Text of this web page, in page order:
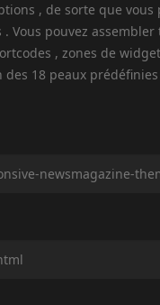
, de sorte que
Vous pouvez
, zones de
18 peaux